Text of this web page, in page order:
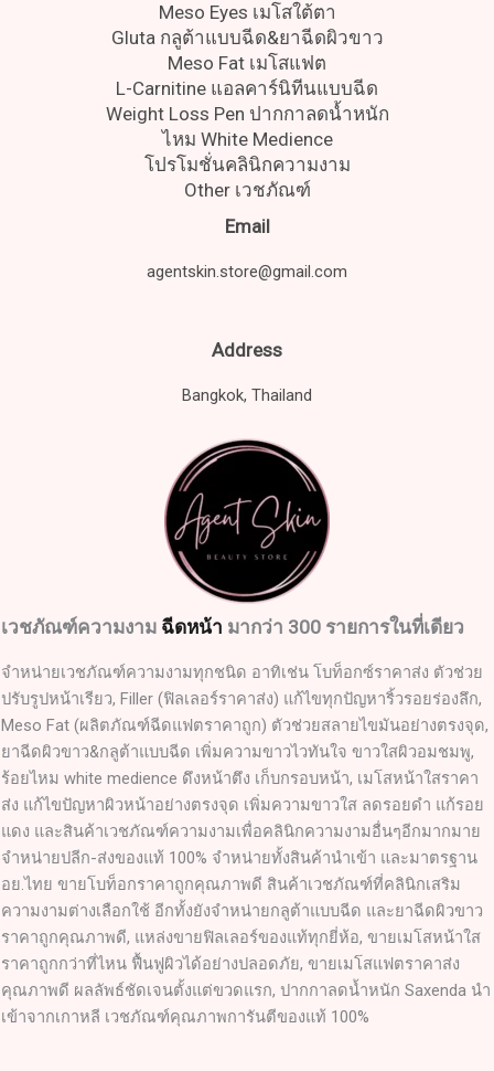
Meso Eyes เมโสใต้ตา
Gluta กลูต้าแบบฉีด&ยาฉีดผิวขาว
Meso Fat เมโสแฟต
L-Carnitine แอลคาร์นิทีนแบบฉีด
Weight Loss Pen ปากกาลดน้ำหนัก
ไหม White Medience
โปรโมชั่นคลินิกความงาม
Other เวชภัณฑ์
Email
agentskin.store@gmail.com
Address
Bangkok, Thailand
เวชภัณฑ์ความงาม ฉีดหน้า มากว่า 300 รายการในที่เดียว
จำหน่ายเวชภัณฑ์ความงามทุกชนิด อาทิเช่น โบท็อกซ์ราคาส่ง ตัวช่วย
ปรับรูปหน้าเรียว, Filler (ฟิลเลอร์ราคาส่ง) แก้ไขทุกปัญหาริ้วรอยร่องลึก,
Meso Fat (ผลิตภัณฑ์ฉีดแฟตราคาถูก) ตัวช่วยสลายไขมันอย่างตรงจุด,
ยาฉีดผิวขาว&กลูต้าแบบฉีด เพิ่มความขาวไวทันใจ ขาวใสผิวอมชมพู,
ร้อยไหม white medience ดึงหน้าตึง เก็บกรอบหน้า, เมโสหน้าใสราคา
ส่ง แก้ไขปัญหาผิวหน้าอย่างตรงจุด เพิ่มความขาวใส ลดรอยดำ แก้รอย
แดง และสินค้าเวชภัณฑ์ความงามเพื่อคลินิกความงามอื่นๆอีกมากมาย
จำหน่ายปลีก-ส่งของแท้ 100% จำหน่ายทั้งสินค้านำเข้า และมาตรฐาน
อย.ไทย ขายโบท็อกราคาถูกคุณภาพดี สินค้าเวชภัณฑ์ที่คลินิกเสริม
ความงามต่างเลือกใช้ อีกทั้งยังจำหน่ายกลูต้าแบบฉีด และยาฉีดผิวขาว
ราคาถูกคุณภาพดี, แหล่งขายฟิลเลอร์ของแท้ทุกยี่ห้อ, ขายเมโสหน้าใส
ราคาถูกกว่าที่ไหน ฟื้นฟูผิวได้อย่างปลอดภัย, ขายเมโสแฟตราคาส่ง
คุณภาพดี ผลลัพธ์ชัดเจนตั้งแต่ขวดแรก, ปากกาลดน้ำหนัก Saxenda นำ
เข้าจากเกาหลี เวชภัณฑ์คุณภาพการันตีของแท้ 100%